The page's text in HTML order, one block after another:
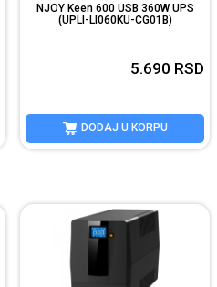
NJOY Keen 600 USB 360W UPS
(UPLI-LI060KU-CG01B)
5.690 RSD
DODAJ U KORPU